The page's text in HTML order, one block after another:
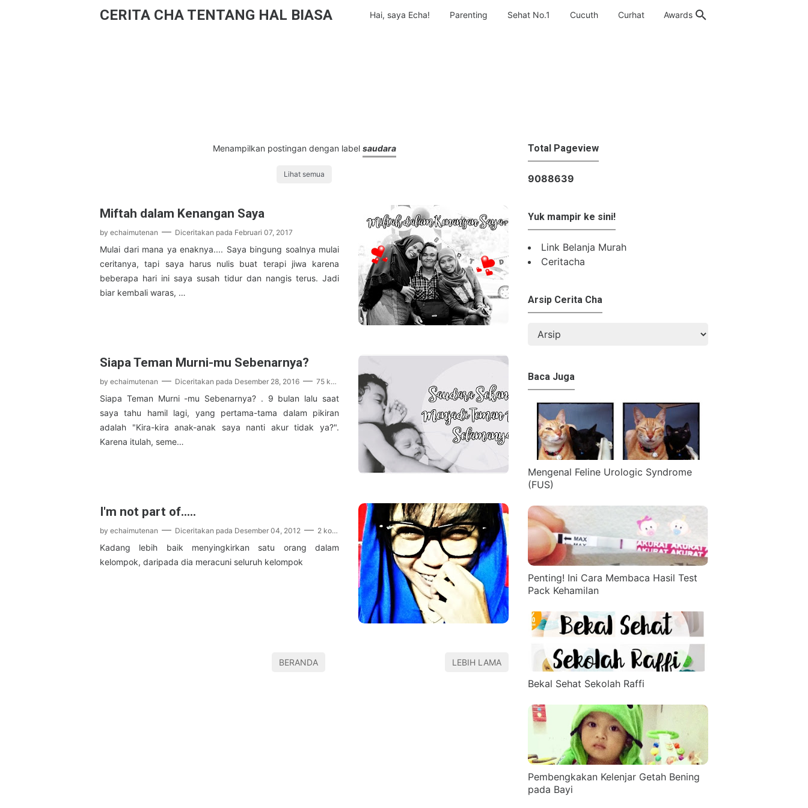
CERITA CHA TENTANG HAL BIASA Hai, saya Echa! Parenting Sehat No.1 Cucuth Curhat Awards
Menampilkan postingan dengan label saudara
Lihat semua
Miftah dalam Kenangan Saya
by echaimutenan Diceritakan pada Februari 07, 2017
Mulai dari mana ya enaknya.... Saya bingung soalnya mulai
ceritanya, tapi saya harus nulis buat terapi jiwa karena
beberapa hari ini saya susah tidur dan nangis terus. Jadi
biar kembali waras, …
Siapa Teman Murni-mu Sebenarnya?
by echaimutenan Diceritakan pada Desember 28, 2016 75 komentar
Siapa Teman Murni -mu Sebenarnya? . 9 bulan lalu saat
saya tahu hamil lagi, yang pertama-tama dalam pikiran
adalah "Kira-kira anak-anak saya nanti akur tidak ya?".
Karena itulah, seme…
I'm not part of.....
by echaimutenan Diceritakan pada Desember 04, 2012 2 komentar
Kadang lebih baik menyingkirkan satu orang dalam
kelompok, daripada dia meracuni seluruh kelompok
BERANDA LEBIH LAMA
Total Pageview
9088639
Yuk mampir ke sini!
Link Belanja Murah
Ceritacha
Arsip Cerita Cha
Baca Juga
Mengenal Feline Urologic Syndrome
(FUS)
Penting! Ini Cara Membaca Hasil Test
Pack Kehamilan
Bekal Sehat Sekolah Raffi
Pembengkakan Kelenjar Getah Bening
pada Bayi